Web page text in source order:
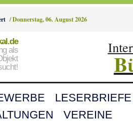
/Donnerstag, 06. August 2026
als
LESERBRIEFE
VEREINE